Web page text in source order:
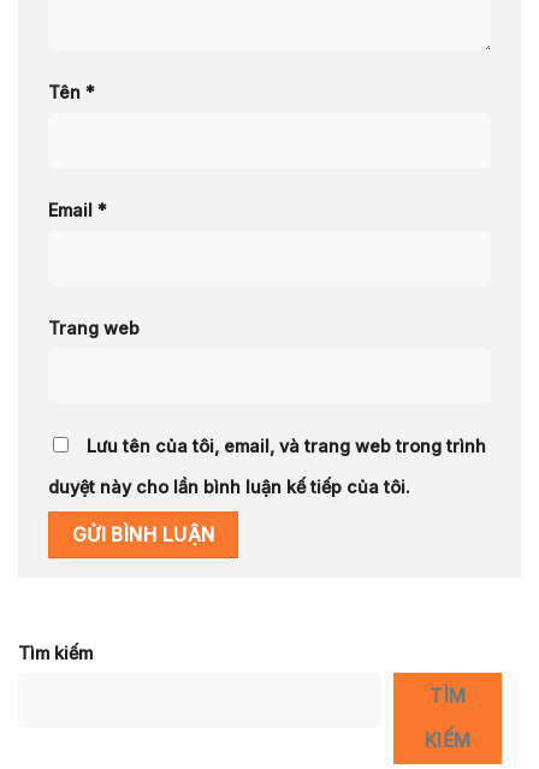
Tên *
Email *
Trang web
Lưu tên của tôi, email, và trang web trong trình
duyệt này cho lần bình luận kế tiếp của tôi.
Tìm kiếm
TÌM
KIẾM